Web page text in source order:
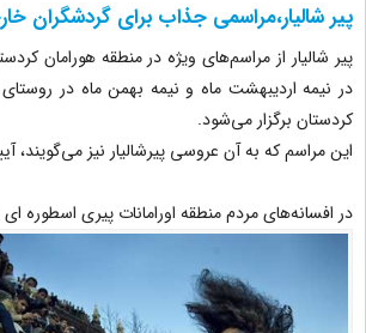
پیر شالیار،مراسمی جذاب برای گردشگران
پیر شالیار از مراسم‌های ویژه در منطقه هورامان
در نیمه اردیبهشت ماه و نیمه بهمن ماه در
کردستان برگزار می‌شود.
این مراسم که به آن عروسی پیرشالیار نیز می‌گویند،
در افسانه‌های مردم منطقه اورامانات پیری اسطوره ای